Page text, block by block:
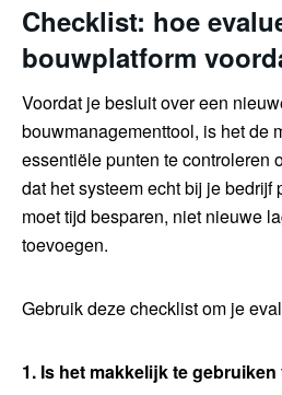
Checklist: hoe
bouwplatform
Voordat je besluit over een
bouwmanagementtool, is het de
essentiële punten te controleren
dat het systeem echt bij je bedrijf
moet tijd besparen, niet nieuwe
toevoegen.
Gebruik deze checklist om je
1. Is het makkelijk te